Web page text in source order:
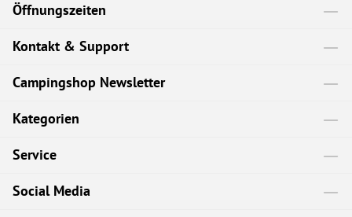
Öffnungszeiten
Kontakt & Support
Campingshop Newsletter
Kategorien
Service
Social Media